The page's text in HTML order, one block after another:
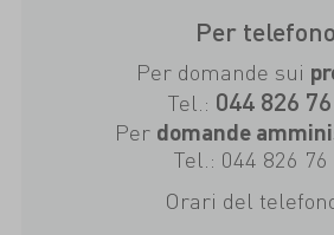
Per telefono
Per domande sui
Tel.: 044 826
Per domande
Tel.: 044 826 76
Orari del